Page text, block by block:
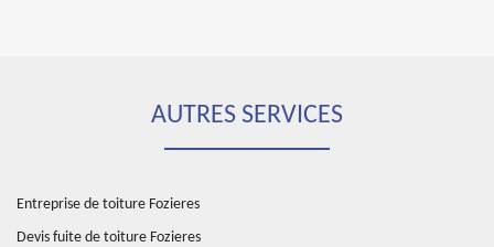
AUTRES SERVICES
Entreprise de toiture Fozieres
Devis fuite de toiture Fozieres